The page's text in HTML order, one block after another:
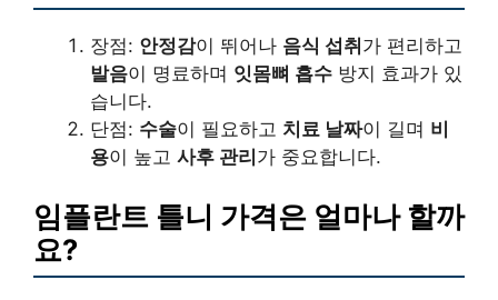
장점: 안정감이 뛰어나 음식 섭취 가 편리하고
발음이 명료하며 잇몸뼈 흡수 방지 효과가 있
습니다.
단점: 수술이 필요하고 치료 날짜이 길며 비
용이 높고 사후 관리 가 중요합니다.
임플란트 틀니 가격은 얼마나 할까
요?